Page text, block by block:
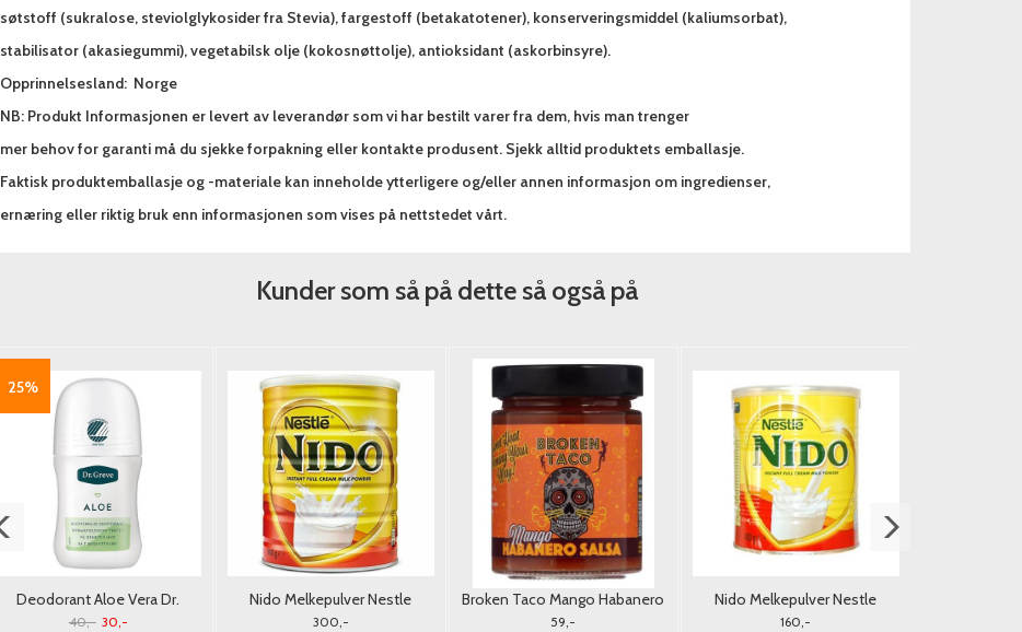
søtstoff (sukralose, steviolglykosider fra Stevia), fargestoff (betakatotener), konserveringsmiddel (kaliumsorbat),
stabilisator (akasiegummi), vegetabilsk olje (kokosnøttolje), antioksidant (askorbinsyre).
Opprinnelsesland: Norge
NB: Produkt Informasjonen er levert av leverandør som vi har bestilt varer fra dem, hvis man trenger
mer behov for garanti må du sjekke forpakning eller kontakte produsent. Sjekk alltid produktets emballasje.
Faktisk produktemballasje og -materiale kan inneholde ytterligere og/eller annen informasjon om ingredienser,
ernæring eller riktig bruk enn informasjonen som vises på nettstedet vårt.
Kunder som så på dette så også på
25%
Deodorant Aloe Vera Dr.
Greve 50ml.
40,- 30,-
Nido Melkepulver Nestle
900G. (Tørrmelk)
300,-
Broken Taco Mango Habanero
Salsa 250g.
59,-
Nido Melkepulver Nestle
400g. (Tørrmelk)
160,-